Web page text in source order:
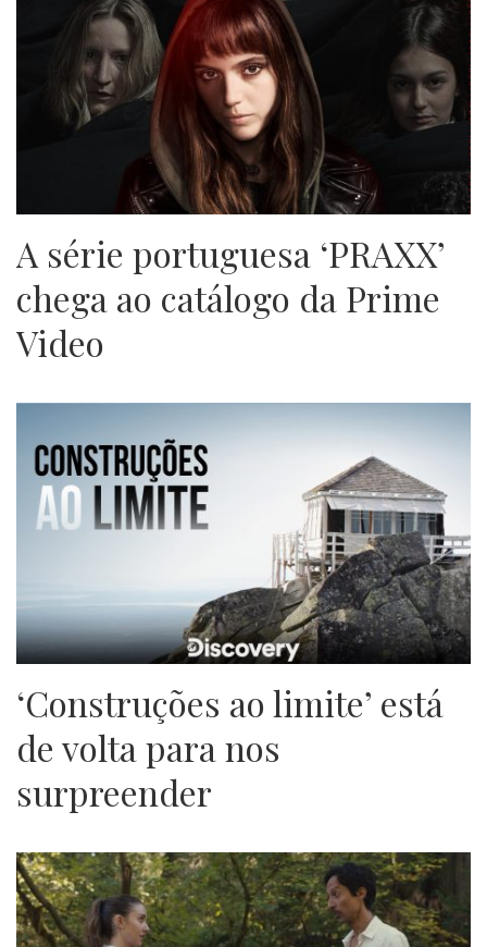
A série portuguesa ‘PRAXX’
chega ao catálogo da Prime
Video
‘Construções ao limite’ está
de volta para nos
surpreender